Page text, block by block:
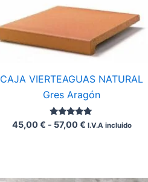
CAJA VIERTEAGUAS NATURAL
Gres Aragón
Valorado con
5.00
45,00€ - 57,00€
de
desde
45,00 €
hasta
I.V.A incluido